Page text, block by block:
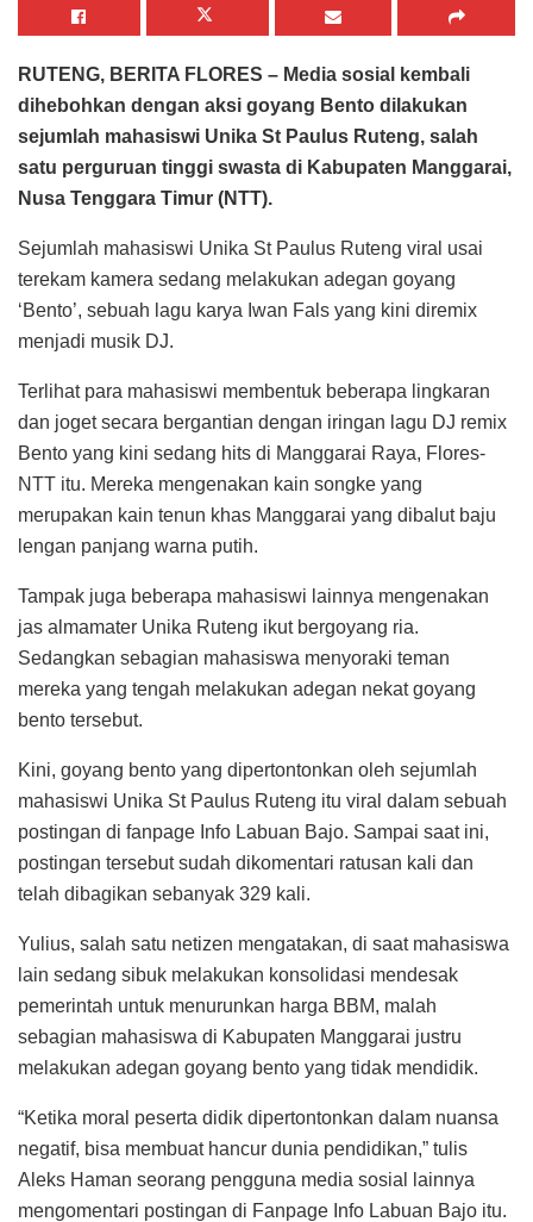
RUTENG, BERITA FLORES – Media sosial kembali
dihebohkan dengan aksi goyang Bento dilakukan
sejumlah mahasiswi Unika St Paulus Ruteng, salah
satu perguruan tinggi swasta di Kabupaten Manggarai,
Nusa Tenggara Timur (NTT).
Sejumlah mahasiswi Unika St Paulus Ruteng viral usai
terekam kamera sedang melakukan adegan goyang
‘Bento’, sebuah lagu karya Iwan Fals yang kini diremix
menjadi musik DJ.
Terlihat para mahasiswi membentuk beberapa lingkaran
dan joget secara bergantian dengan iringan lagu DJ remix
Bento yang kini sedang hits di Manggarai Raya, Flores-
NTT itu. Mereka mengenakan kain songke yang
merupakan kain tenun khas Manggarai yang dibalut baju
lengan panjang warna putih.
Tampak juga beberapa mahasiswi lainnya mengenakan
jas almamater Unika Ruteng ikut bergoyang ria.
Sedangkan sebagian mahasiswa menyoraki teman
mereka yang tengah melakukan adegan nekat goyang
bento tersebut.
Kini, goyang bento yang dipertontonkan oleh sejumlah
mahasiswi Unika St Paulus Ruteng itu viral dalam sebuah
postingan di fanpage Info Labuan Bajo. Sampai saat ini,
postingan tersebut sudah dikomentari ratusan kali dan
telah dibagikan sebanyak 329 kali.
Yulius, salah satu netizen mengatakan, di saat mahasiswa
lain sedang sibuk melakukan konsolidasi mendesak
pemerintah untuk menurunkan harga BBM, malah
sebagian mahasiswa di Kabupaten Manggarai justru
melakukan adegan goyang bento yang tidak mendidik.
“Ketika moral peserta didik dipertontonkan dalam nuansa
negatif, bisa membuat hancur dunia pendidikan,” tulis
Aleks Haman seorang pengguna media sosial lainnya
mengomentari postingan di Fanpage Info Labuan Bajo itu.